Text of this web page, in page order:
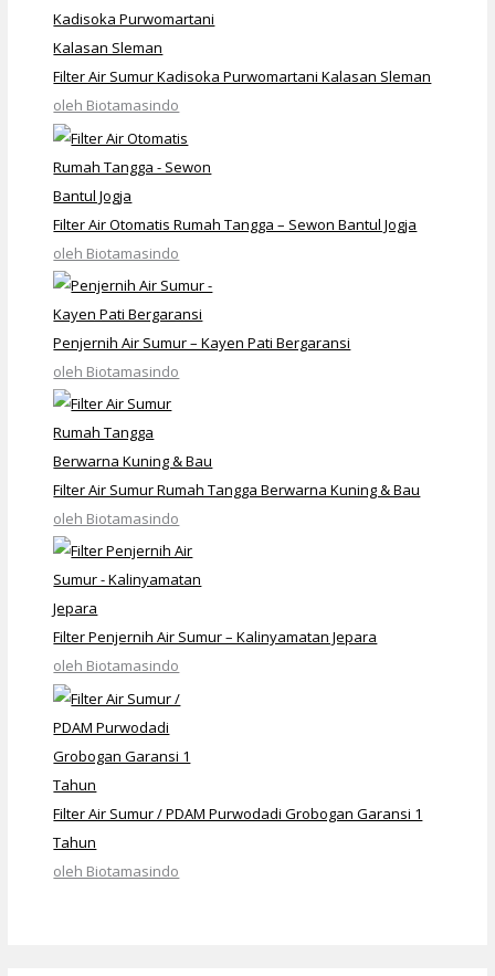
Filter Air Sumur Kadisoka Purwomartani Kalasan Sleman
oleh Biotamasindo
Filter Air Otomatis Rumah Tangga – Sewon Bantul Jogja
oleh Biotamasindo
Penjernih Air Sumur – Kayen Pati Bergaransi
oleh Biotamasindo
Filter Air Sumur Rumah Tangga Berwarna Kuning & Bau
oleh Biotamasindo
Filter Penjernih Air Sumur – Kalinyamatan Jepara
oleh Biotamasindo
Filter Air Sumur / PDAM Purwodadi Grobogan Garansi 1
Tahun
oleh Biotamasindo